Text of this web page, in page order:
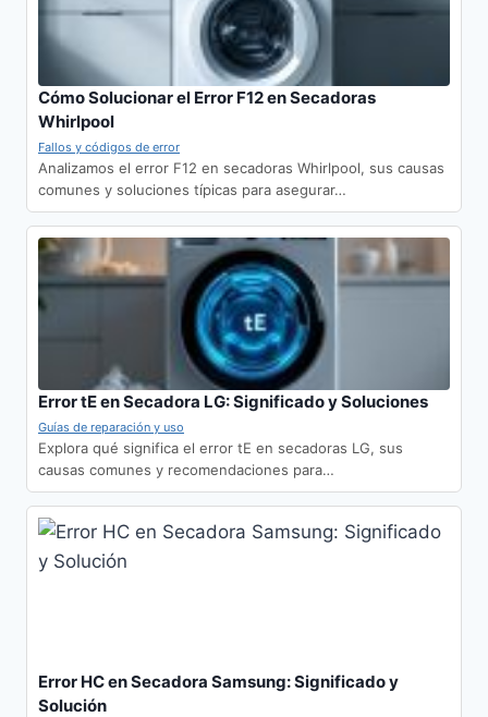
Cómo Solucionar el Error F12 en Secadoras
Whirlpool
Fallos y códigos de error
Analizamos el error F12 en secadoras Whirlpool, sus causas
comunes y soluciones típicas para asegurar…
Error tE en Secadora LG: Significado y Soluciones
Guías de reparación y uso
Explora qué significa el error tE en secadoras LG, sus
causas comunes y recomendaciones para…
Error HC en Secadora Samsung: Significado y
Solución